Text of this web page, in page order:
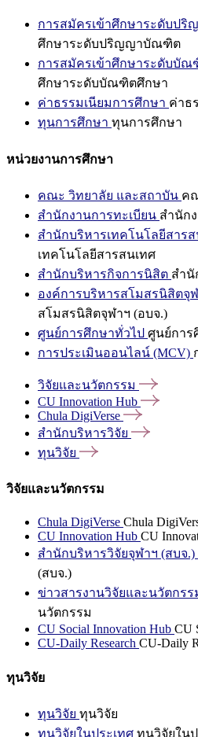
การสมัครเข้าศึกษาระดับป
ศึกษาระดับปริญญาบัณฑิต
การสมัครเข้าศึกษาระดับบัณ
ศึกษาระดับบัณฑิตศึกษา
ค่าธรรมเนียมการศึกษา ค่าธ
ทุนการศึกษา ทุนการศึกษา
หน่วยงานการศึกษา
คณะ วิทยาลัย และสถาบัน ค
สำนักงานการทะเบียน สำนัก
สำนักบริหารเทคโนโลยีสารส
เทคโนโลยีสารสนเทศ
สำนักบริหารกิจการนิสิต สำนั
องค์การบริหารสโมสรนิสิตจุ
สโมสรนิสิตจุฬาฯ (อบจ.)
ศูนย์การศึกษาทั่วไป ศูนย์การ
การประเมินออนไลน์ (MCV)
วิจัยและนวัตกรรม
CU Innovation Hub
Chula DigiVerse
สำนักบริหารวิจัย
ทุนวิจัย
วิจัยและนวัตกรรม
Chula DigiVerse Chula
CU Innovation Hub CU
สำนักบริหารวิจัยจุฬาฯ (สบจ.)
(สบจ.)
ข่าวสารงานวิจัยและนวัตกรร
นวัตกรรม
CU Social Innovation Hub CU
CU-Daily Research CU-Daily
ทุนวิจัย
ทุนวิจัย ทุนวิจัย
ทุนวิจัยในประเทศ ทุนวิจัยใน